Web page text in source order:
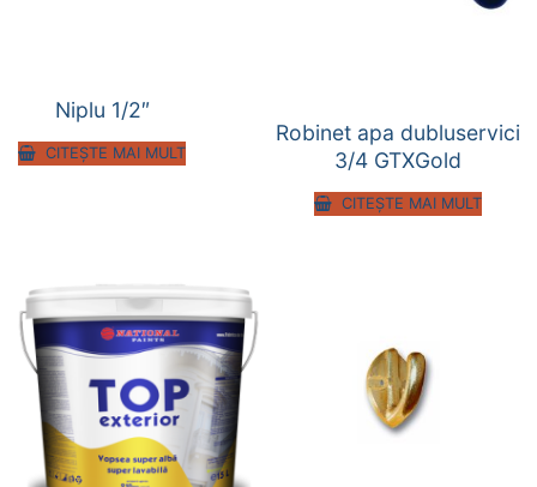
Niplu 1/2″
CITEȘTE MAI MULT
Robinet apa dubluservici
3/4 GTXGold
CITEȘTE MAI MULT